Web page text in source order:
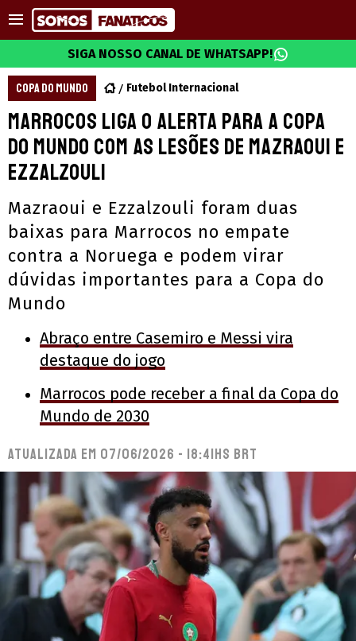
SIGA NOSSO CANAL DE WHATSAPP!
COPA DO MUNDO Futebol Internacional
Marrocos liga o alerta para a Copa
do Mundo com as lesões de Mazraoui e
Ezzalzouli
Mazraoui e Ezzalzouli foram duas
baixas para Marrocos no empate
contra a Noruega e podem virar
dúvidas importantes para a Copa do
Mundo
Abraço entre Casemiro e Messi vira
destaque do jogo
Marrocos pode receber a final da Copa do
Mundo de 2030
Atualizada em 07/06/2026 - 18:41hs BRT